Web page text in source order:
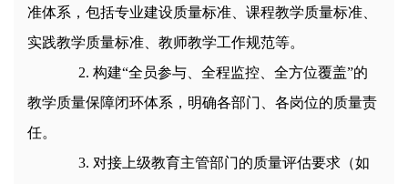
准体系，包括专业建设质量标准、课程教学质量标准、
实践教学质量标准、教师教学工作规范等。
2. 构建“全员参与、全程监控、全方位覆盖”的
教学质量保障闭环体系，明确各部门、各岗位的质量责
任。
3. 对接上级教育主管部门的质量评估要求（如